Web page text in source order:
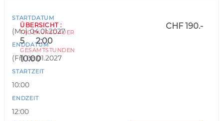
STARTDATUM
(Mo) 04.01.2027
ENDDATUM
(Fr) 08.01.2027
STARTZEIT
10:00
ENDZEIT
12:00
ÜBERSICHT :
TAGE
5
KURSDAUER
2:00
GESAMTSTUNDEN
10:00
CHF 190.-